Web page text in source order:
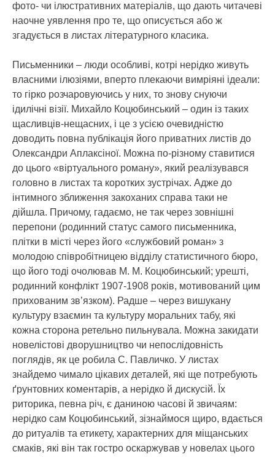
фото- чи ілюстративних матеріалів, що дають читачеві
наочне уявлення про те, що описується або ж
згадується в листах літературного класика.
Письменники – люди особливі, котрі нерідко живуть
власними ілюзіями, вперто плекаючи вимріяні ідеали:
то гірко розчаровуючись у них, то знову снуючи
ідилічні візії. Михайло Коцюбинський – один із таких
щасливців-нещасних, і це з усією очевидністю
доводить повна публікація його приватних листів до
Олександри Аплаксіної. Можна по-різному ставитися
до цього «віртуального роману», який реалізувався
головно в листах та коротких зустрічах. Адже до
інтимного зближення закоханих справа таки не
дійшла. Причому, гадаємо, не так через зовнішні
перепони (родинний статус самого письменника,
плітки в місті через його «службовий роман» з
молодою співробітницею відділу статистичного бюро,
що його тоді очолював М. М. Коцюбинський; урешті,
родинний конфлікт 1907-1908 років, мотивований цим
прихованим зв’язком). Радше – через вишукану
культуру взаємин та культуру моральних табу, які
кожна сторона ретельно пильнувала. Можна закидати
новелістові дворушництво чи непослідовність
поглядів, як це робила С. Павличко. У листах
знайдемо чимало цікавих деталей, які ще потребують
ґрунтовних коментарів, а нерідко й дискусій. Їх
риторика, певна річ, є даниною часові й звичаям:
нерідко сам Коцюбинський, зізнаймося щиро, вдається
до ритуалів та етикету, характерних для міщанських
смаків, які він так гостро оскаржував у новелах цього